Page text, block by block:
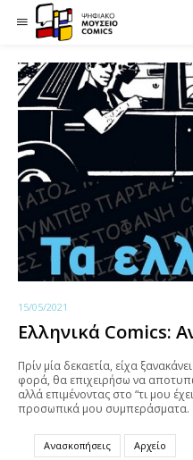
15/05/2021
Ελληνικά Comics:
Πρίν μία δεκαετία, είχα
φορά, θα επιχειρήσω να
αλλά επιμένοντας στο “τι μου
προσωπικά μου συμπεράσματα.
Ανασκοπήσεις Αρχείο